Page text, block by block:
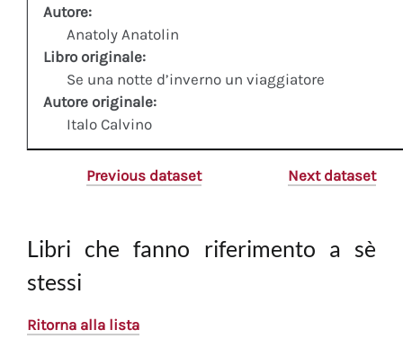
Autore:
Anatoly Anatolin
Libro originale:
Se una notte d’inverno un viaggiatore
Autore originale:
Italo Calvino
Previous dataset Next dataset
Libri che fanno riferimento a sè
stessi
Ritorna alla lista